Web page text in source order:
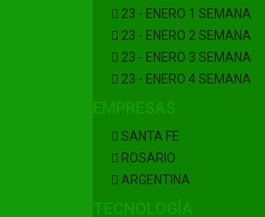
23 - ENERO 1 SEMANA
23 - ENERO 2 SEMANA
23 - ENERO 3 SEMANA
23 - ENERO 4 SEMANA
SANTA FE
ROSARIO
ARGENTINA